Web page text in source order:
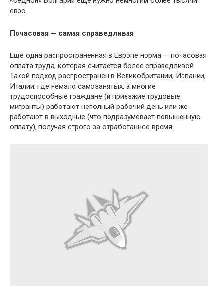
евро.
Почасовая — самая справедливая
Ещё одна распространённая в Европе норма — почасовая
оплата труда, которая считается более справедливой.
Такой подход распространён в Великобритании, Испании,
Италии, где немало самозанятых, а многие
трудоспособные граждане (и приезжие трудовые
мигранты) работают неполный рабочий день или же
работают в выходные (что подразумевает повышенную
оплату), получая строго за отработанное время.